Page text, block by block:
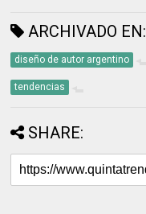
ARCHIVADO EN:
diseño de autor argentino
tendencias
SHARE: